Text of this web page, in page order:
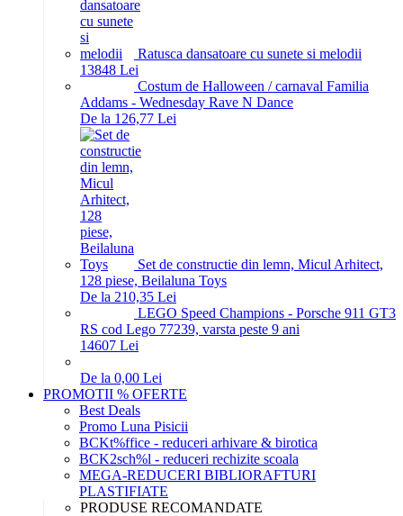
Ratusca dansatoare cu sunete si melodii
13848 Lei
Costum de Halloween / carnaval Familia
Addams - Wednesday Rave N Dance
De la 126,77 Lei
Set de constructie din lemn, Micul Arhitect,
128 piese, Beilaluna Toys
De la 210,35 Lei
LEGO Speed Champions - Porsche 911 GT3
RS cod Lego 77239, varsta peste 9 ani
14607 Lei
De la 0,00 Lei
PROMOTII % OFERTE
Best Deals
Promo Luna Pisicii
BCKt%ffice - reduceri arhivare & birotica
BCK2sch%l - reduceri rechizite scoala
MEGA-REDUCERI BIBLIORAFTURI
PLASTIFIATE
PRODUSE RECOMANDATE